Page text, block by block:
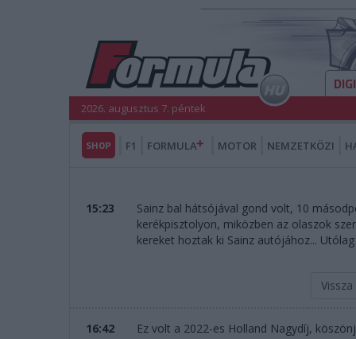
2026. augusztus 7. péntek
SHOP F1 FORMULA MOTOR NEMZETKÖZI
15:23
Sainz bal hátsójával gond volt, 10
kerékpisztolyon, miközben az olaszok
kereket hoztak ki Sainz autójához...
16:42
Ez volt a 2022-es Holland Nagydíj,